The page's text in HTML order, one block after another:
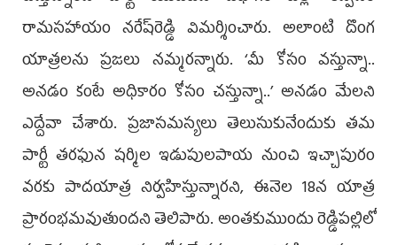
రామసహాయం నరేష్‌రెడ్డి విమర్శించారు. అలాంటి దొంగ
యాత్రలను ప్రజలు నమ్మరన్నారు. ‘మీ కోసం వస్తున్నా..
అనడం కంటే అధికారం కోసం చస్తున్నా..’ అనడం మేలని
ఎద్దేవా చేశారు. ప్రజాసమస్యలు తెలుసుకునేందుకు తమ
పార్టీ తరఫున షర్మిల ఇడుపులపాయ నుంచి ఇచ్చాపురం
వరకు పాదయాత్ర నిర్వహిస్తున్నారని, ఈనెల 18న యాత్ర
ప్రారంభమవుతుందని తెలిపారు. అంతకుముందు రెడ్డిపల్లిలో